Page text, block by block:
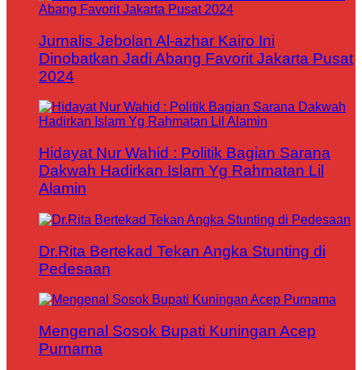
Jurnalis Jebolan Al-azhar Kairo Ini
Dinobatkan Jadi Abang Favorit Jakarta Pusat
2024
Hidayat Nur Wahid : Politik Bagian Sarana
Dakwah Hadirkan Islam Yg Rahmatan Lil
Alamin
Dr.Rita Bertekad Tekan Angka Stunting di
Pedesaan
Mengenal Sosok Bupati Kuningan Acep
Purnama